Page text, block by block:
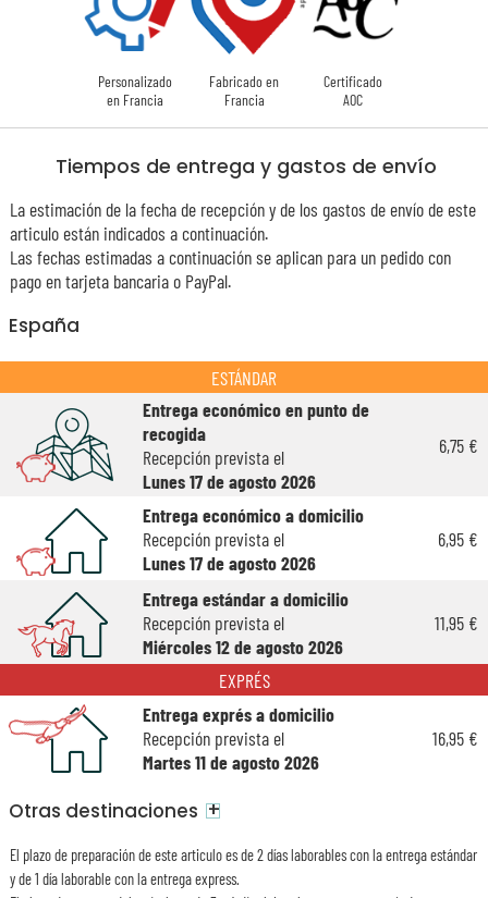
Personalizado
en Francia
Fabricado en
Francia
Certificado
AOC
Tiempos de entrega y gastos de envío
La estimación de la fecha de recepción y de los gastos de envío de este
articulo están indicados a continuación.
Las fechas estimadas a continuación se aplican para un pedido con
pago en tarjeta bancaria o PayPal.
España
ESTÁNDAR
Entrega económico en punto de
recogida
Recepción prevista el
Lunes 17 de agosto 2026
6,75 €
Entrega económico a domicilio
Recepción prevista el
Lunes 17 de agosto 2026
6,95 €
Entrega estándar a domicilio
Recepción prevista el
Miércoles 12 de agosto 2026
11,95 €
EXPRÉS
Entrega exprés a domicilio
Recepción prevista el
Martes 11 de agosto 2026
16,95 €
Otras destinaciones +
El plazo de preparación de este articulo es de 2 días laborables con la entrega estándar
y de 1 día laborable con la entrega express.